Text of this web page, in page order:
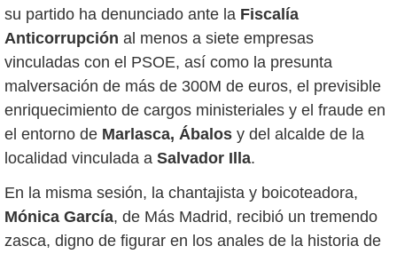
su partido ha denunciado ante la Fiscalía
Anticorrupción al menos a siete empresas
vinculadas con el PSOE, así como la presunta
malversación de más de 300M de euros, el previsible
enriquecimiento de cargos ministeriales y el fraude en
el entorno de Marlasca, Ábalos y del alcalde de la
localidad vinculada a Salvador Illa.
En la misma sesión, la chantajista y boicoteadora,
Mónica García, de Más Madrid, recibió un tremendo
zasca, digno de figurar en los anales de la historia de